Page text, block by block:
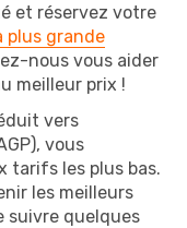
et réservez votre
plus grande
nous vous aider
meilleur prix !
vers
vous
tarifs les plus bas.
les meilleurs
suivre quelques